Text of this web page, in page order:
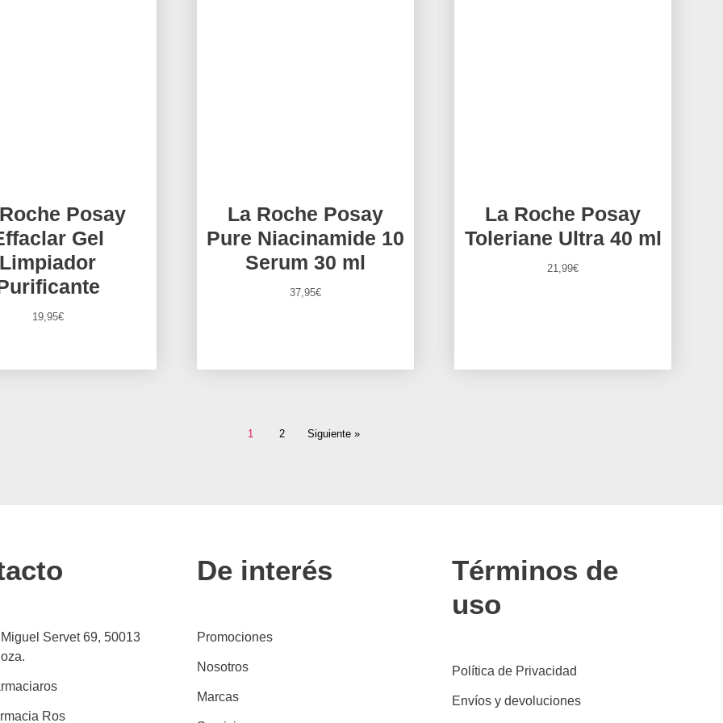
Posay
Gel
Limpiador
19,95€
La Roche Posay
Pure Niacinamide 10
Serum 30 ml
37,95€
La Roche Posay
Toleriane Ultra 40 ml
21,99€
1 2 Siguiente »
Servet 69, 50013
Ros
De interés
Promociones
Nosotros
Marcas
Términos de
uso
Política de Privacidad
Envíos y devoluciones